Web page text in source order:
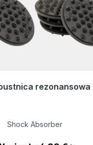
rezonansowa
natychmiastowej wysyłki,
54,99 €
Shock Absorber